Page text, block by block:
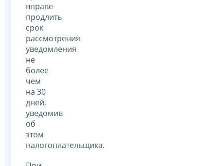
вправе
продлить
срок
рассмотрения
уведомления
не
более
чем
на 30
дней,
уведомив
об
этом
налогоплательщика.